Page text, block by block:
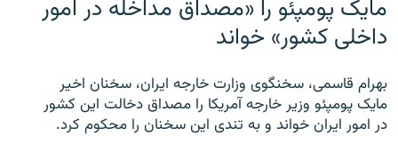
مایک پومپئو را «مصداق مداخله در امور
داخلی کشور» خواند
بهرام قاسمی، سخنگوی وزارت خارجه ایران، سخنان اخیر
مایک پومپئو وزیر خارجه آمریکا را مصداق دخالت این کشور
در امور ایران خواند و به تندی این سخنان را محکوم کرد.